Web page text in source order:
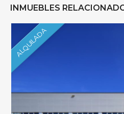
INMUEBLES
ALQUILADA